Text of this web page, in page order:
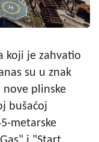
koji je zahvatio
su u znak
plinske
bušaćoj
metarske